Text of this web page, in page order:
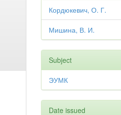
Кордюкевич, О. Г.
Мишина, В. И.
Subject
ЭУМК
Date issued